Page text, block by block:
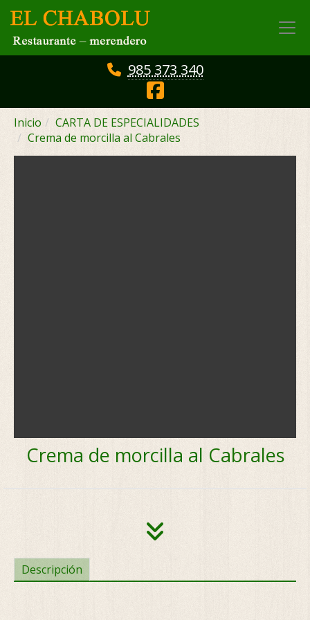
985 373 340
Inicio
CARTA DE ESPECIALIDADES
Crema de morcilla al Cabrales
Crema de morcilla al Cabrales
Descripción